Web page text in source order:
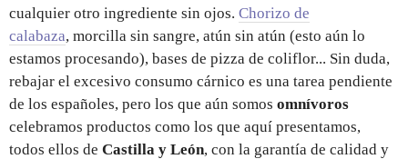
cualquier otro ingrediente sin ojos. Chorizo de
calabaza, morcilla sin sangre, atún sin atún (esto aún lo
estamos procesando), bases de pizza de coliflor... Sin duda,
rebajar el excesivo consumo cárnico es una tarea pendiente
de los españoles, pero los que aún somos omnívoros
celebramos productos como los que aquí presentamos,
todos ellos de Castilla y León, con la garantía de calidad y